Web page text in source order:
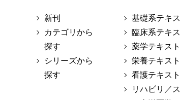
新刊
カテゴリから
探す
シリーズから
探す
基礎系テキ
臨床系テキ
薬学テキスト
栄養テキスト
看護テキスト
リハビリ／